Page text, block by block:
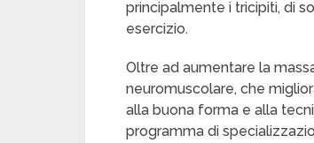
principalmente i tricipiti, di
esercizio.
Oltre ad aumentare la
neuromuscolare, che
alla buona forma e alla
programma di